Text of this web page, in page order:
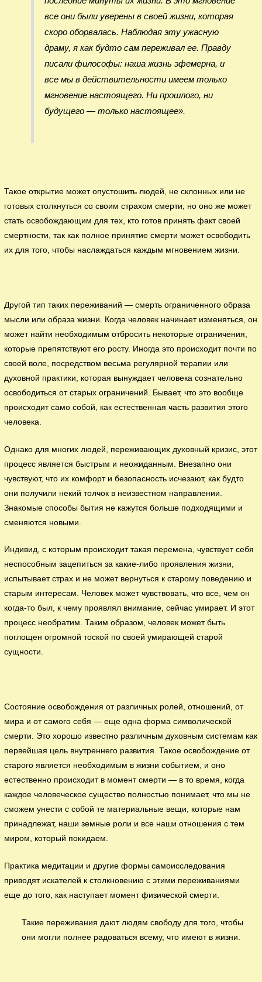
все они были уверены в своей жизни, которая
скоро оборвалась. Наблюдая эту ужасную
драму, я как будто сам переживал ее. Правду
писали философы: наша жизнь эфемерна, и
все мы в действительности имеем только
мгновение настоящего. Ни прошлого, ни
будущего — только настоящее».
Такое открытие может опустошить людей, не склонных или не
готовых столкнуться со своим страхом смерти, но оно же может
стать освобождающим для тех, кто готов принять факт своей
смертности, так как полное принятие смерти может освободить
их для того, чтобы наслаждаться каждым мгновением жизни.
Другой тип таких переживаний — смерть ограниченного образа
мысли или образа жизни. Когда человек начинает изменяться, он
может найти необходимым отбросить некоторые ограничения,
которые препятствуют его росту. Иногда это происходит почти по
своей воле, посредством весьма регулярной терапии или
духовной практики, которая вынуждает человека сознательно
освободиться от старых ограничений. Бывает, что это вообще
происходит само собой, как естественная часть развития этого
человека.
Однако для многих людей, переживающих духовный кризис, этот
процесс является быстрым и неожиданным. Внезапно они
чувствуют, что их комфорт и безопасность исчезают, как будто
они получили некий толчок в неизвестном направлении.
Знакомые способы бытия не кажутся больше подходящими и
сменяются новыми.
Индивид, с которым происходит такая перемена, чувствует себя
неспособным зацепиться за какие-либо проявления жизни,
испытывает страх и не может вернуться к старому поведению и
старым интересам. Человек может чувствовать, что все, чем он
когда-то был, к чему проявлял внимание, сейчас умирает. И этот
процесс необратим. Таким образом, человек может быть
поглощен огромной тоской по своей умирающей старой
сущности.
Состояние освобождения от различных ролей, отношений, от
мира и от самого себя — еще одна форма символической
смерти. Это хорошо известно различным духовным системам как
первейшая цель внутреннего развития. Такое освобождение от
старого является необходимым в жизни событием, и оно
естественно происходит в момент смерти — в то время, когда
каждое человеческое существо полностью понимает, что мы не
сможем унести с собой те материальные вещи, которые нам
принадлежат, наши земные роли и все наши отношения с тем
миром, который покидаем.
Практика медитации и другие формы самоисследования
приводят искателей к столкновению с этими переживаниями
еще до того, как наступает момент физической смерти.
Такие переживания дают людям свободу для того, чтобы
они могли полнее радоваться всему, что имеют в жизни.